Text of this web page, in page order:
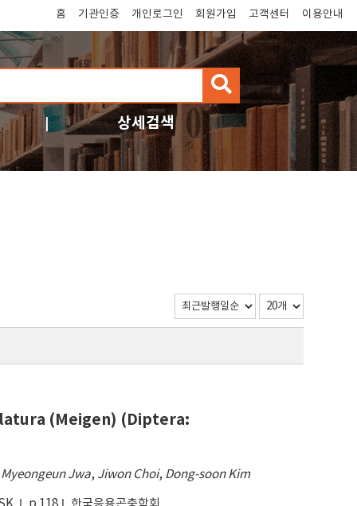
홈 기관인증 개인로그인 회원가입 고객센터 이용안내
검
색
상세검색
(Meigen) (Diptera:
Myeongeun Jwa, Jiwon Choi, Dong-soon Kim